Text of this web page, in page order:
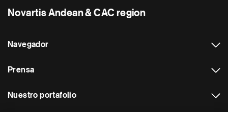
Novartis Andean & CAC region
Navegador
Prensa
Nuestro portafolio